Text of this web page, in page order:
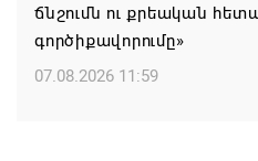
ճնշումն ու քրեական
գործիքավորումը»
07.08.2026 11:59